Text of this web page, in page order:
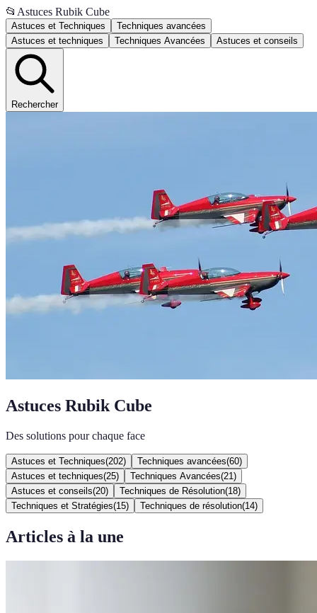
📂 Astuces Rubik Cube
Astuces et Techniques
Techniques avancées
Astuces et techniques
Techniques Avancées Astuces et conseils
Rechercher
Astuces Rubik Cube
Des solutions pour chaque face
Astuces et Techniques(202) Techniques avancées(60)
Astuces et techniques(25) Techniques Avancées(21 )
Astuces et conseils(20) Techniques de Résolution(18)
Techniques et Stratégies(15) Techniques de résolution(14)
Articles à la une